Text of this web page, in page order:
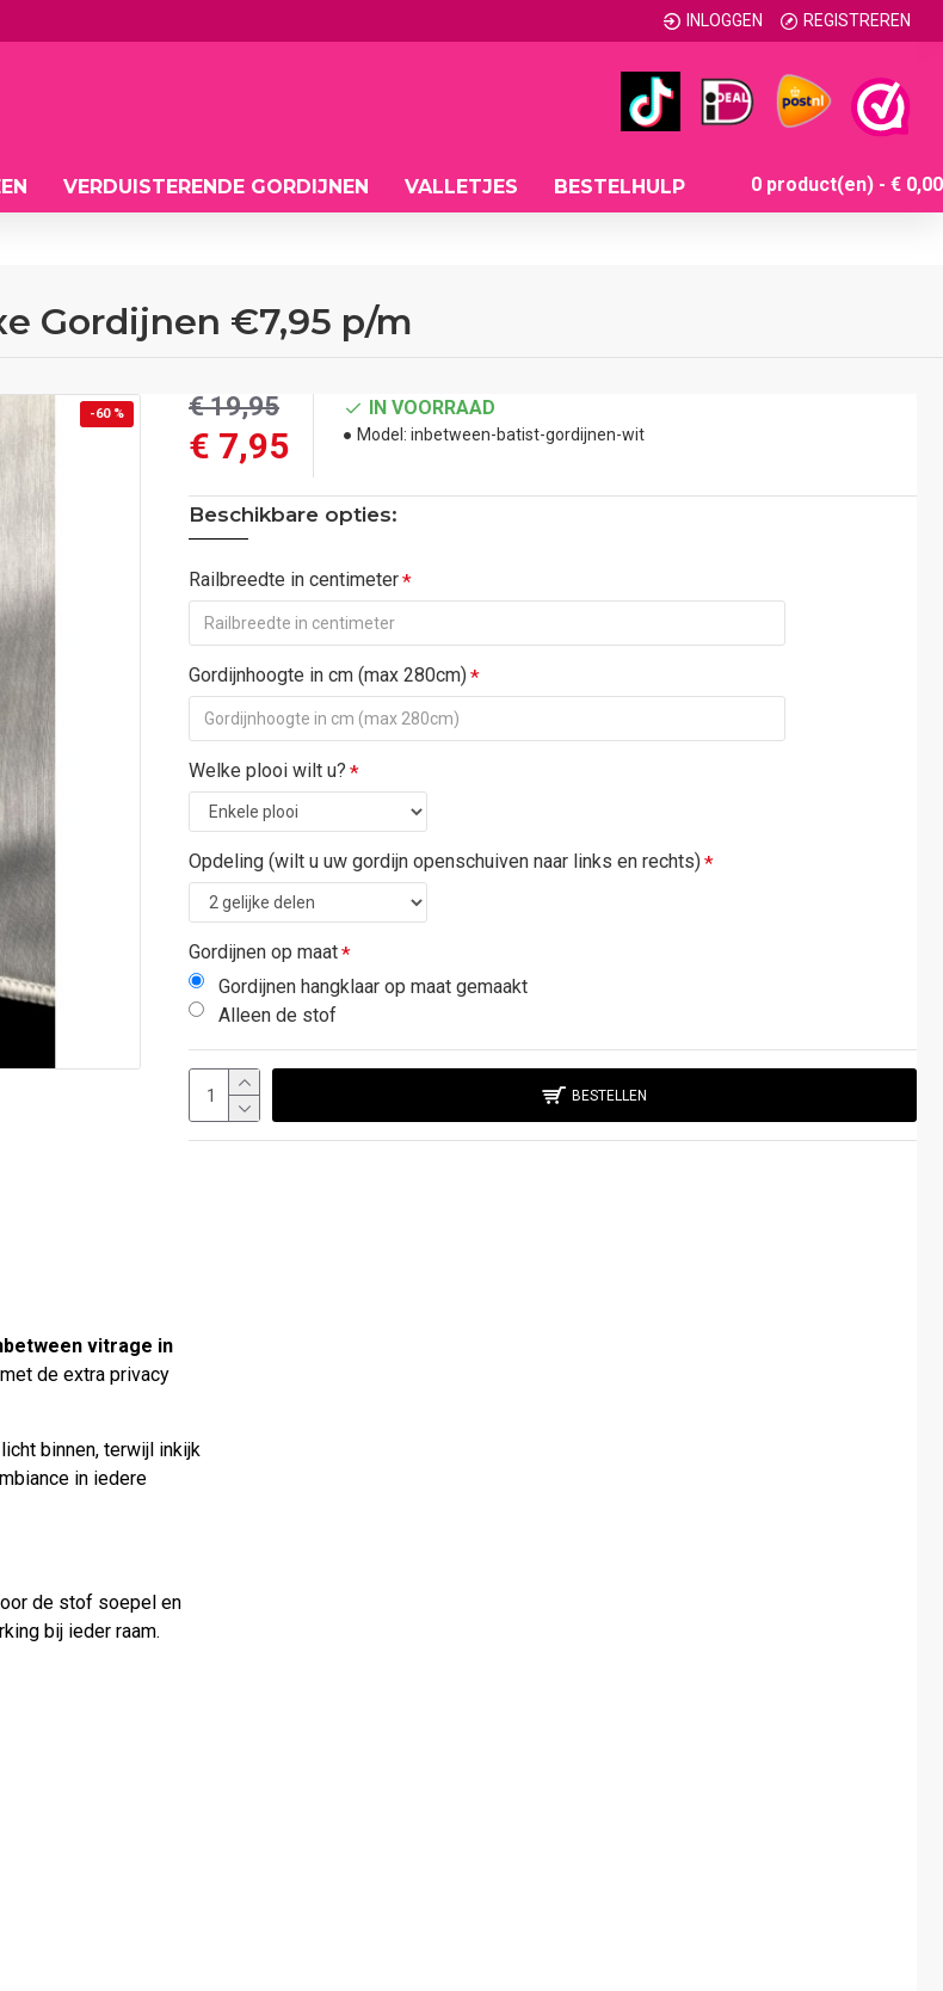
INLOGGEN REGISTREREN
VERDUISTERENDE GORDIJNEN VALLETJES BESTELHULP 0 product(en) - € 0,00
Gordijnen €7,95 p/m
-60 %
€ 7,95
€ 19,95 IN VOORRAAD
Model: inbetween-batist-gordijnen-wit
Beschikbare opties:
Railbreedte in centimeter
Gordijnhoogte in cm (max 280cm)
Welke plooi wilt u?
Opdeling (wilt u uw gordijn openschuiven naar links en rechts)
Gordijnen op maat
Gordijnen hangklaar op maat gemaakt
Alleen de stof
BESTELLEN
vitrage in
de extra privacy
binnen, terwijl inkijk
in iedere
de stof soepel en
bij ieder raam.